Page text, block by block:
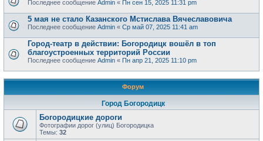
Последнее сообщение Admin « Пн сен 15, 2025 11:31 pm
5 мая не стало Казанского Мстислава Вячеславовича
Последнее сообщение Admin « Ср май 07, 2025 11:41 am
Город-театр в действии: Богородицк вошёл в топ
благоустроенных территорий России
Последнее сообщение Admin « Пн апр 21, 2025 11:10 pm
Форум
Город Богородицк
Богородицкие дороги
Фотографии дорог (улиц) Богородицка
Темы: 32